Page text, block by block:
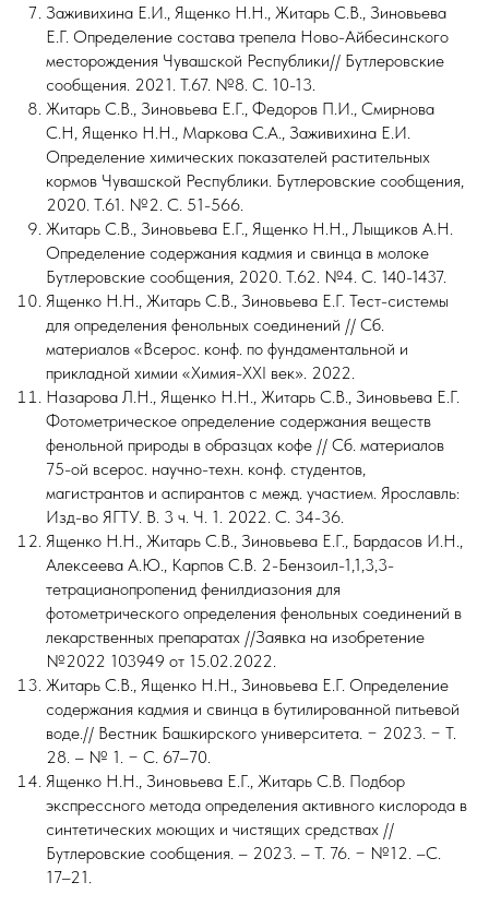
Заживихина Е.И., Ященко Н.Н., Житарь С.В., Зиновьева
Е.Г. Определение состава трепела Ново-Айбесинского
месторождения Чувашской Республики// Бутлеровские
сообщения. 2021. Т.67. №8. С. 10-13.
Житарь С.В., Зиновьева Е.Г., Федоров П.И., Смирнова
С.Н, Ященко Н.Н., Маркова С.А., Заживихина Е.И.
Определение химических показателей растительных
кормов Чувашской Республики. Бутлеровские сообщения,
2020. Т.61. №2. С. 51-566.
Житарь С.В., Зиновьева Е.Г., Ященко Н.Н., Лыщиков А.Н.
Определение содержания кадмия и свинца в молоке
Бутлеровские сообщения, 2020. Т.62. №4. С. 140-1437.
Ященко Н.Н., Житарь С.В., Зиновьева Е.Г. Тест-системы
для определения фенольных соединений // Сб.
материалов «Всерос. конф. по фундаментальной и
прикладной химии «Химия-ХХI век». 2022.
Назарова Л.Н., Ященко Н.Н., Житарь С.В., Зиновьева Е.Г.
Фотометрическое определение содержания веществ
фенольной природы в образцах кофе // Сб. материалов
75-ой всерос. научно-техн. конф. студентов,
магистрантов и аспирантов с межд. участием. Ярославль:
Изд-во ЯГТУ. В. 3 ч. Ч. 1. 2022. С. 34-36.
Ященко Н.Н., Житарь С.В., Зиновьева Е.Г., Бардасов И.Н.,
Алексеева А.Ю., Карпов С.В. 2-Бензоил-1,1,3,3-
тетрацианопропенид фенилдиазония для
фотометрического определения фенольных соединений в
лекарственных препаратах //Заявка на изобретение
№2022 103949 от 15.02.2022.
Житарь С.В., Ященко Н.Н., Зиновьева Е.Г. Определение
содержания кадмия и свинца в бутилированной питьевой
воде.// Вестник Башкирского университета. − 2023. − Т.
28. – № 1. − С. 67–70.
Ященко Н.Н., Зиновьева Е.Г., Житарь С.В. Подбор
экспрессного метода определения активного кислорода в
синтетических моющих и чистящих средствах //
Бутлеровские сообщения. – 2023. – Т. 76. − №12. –С.
17–21.